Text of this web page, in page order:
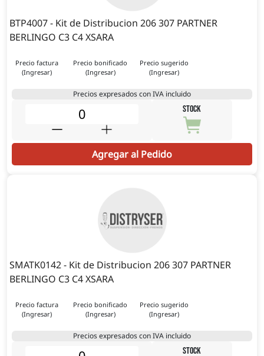
BTP4007 - Kit de Distribucion 206 307 PARTNER
BERLINGO C3 C4 XSARA
Precio factura
(Ingresar)
Precio bonificado
(Ingresar)
Precio sugerido
(Ingresar)
Precios expresados con IVA incluido
STOCK
Agregar al Pedido
SMATK0142 - Kit de Distribucion 206 307 PARTNER
BERLINGO C3 C4 XSARA
Precio factura
(Ingresar)
Precio bonificado
(Ingresar)
Precio sugerido
(Ingresar)
Precios expresados con IVA incluido
STOCK